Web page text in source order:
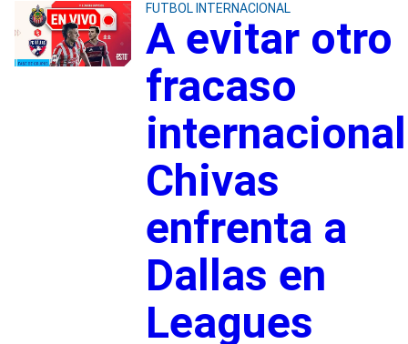
FUTBOL INTERNACIONAL
A evitar otro
fracaso
Chivas
enfrenta a
Dallas en
Leagues